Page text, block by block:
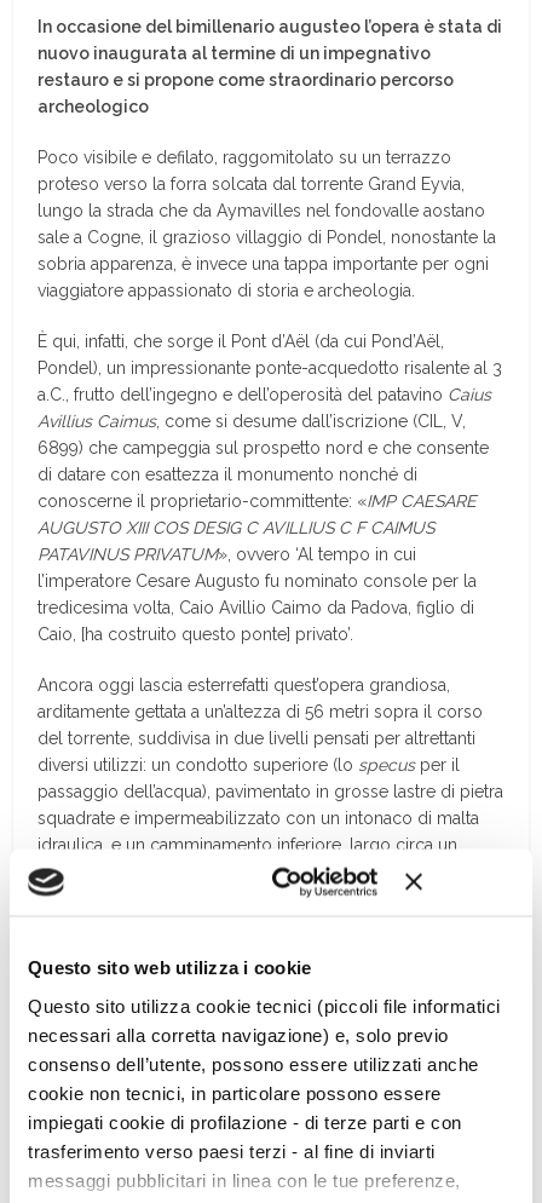
Questo sito web utilizza i cookie
Questo sito utilizza cookie tecnici (piccoli file informatici
necessari alla corretta navigazione) e, solo previo
consenso dell’utente, possono essere utilizzati anche
cookie non tecnici, in particolare possono essere
impiegati cookie di profilazione - di terze parti e con
trasferimento verso paesi terzi - al fine di inviarti
messaggi pubblicitari in linea con le tue preferenze,
In occasione del bimillenario augusteo l’opera è stata di
nuovo inaugurata al termine di un impegnativo
restauro e si propone come straordinario percorso
archeologico
Poco visibile e defilato, raggomitolato su un terrazzo
proteso verso la forra solcata dal torrente Grand Eyvia,
lungo la strada che da Aymavilles nel fondovalle aostano
sale a Cogne, il grazioso villaggio di Pondel, nonostante la
sobria apparenza, è invece una tappa importante per ogni
viaggiatore appassionato di storia e archeologia.
È qui, infatti, che sorge il Pont d’Aël (da cui Pond’Aël,
Pondel), un impressionante ponte-acquedotto risalente al 3
a.C., frutto dell’ingegno e dell’operosità del patavino Caius
Avillius Caimus, come si desume dall’iscrizione (CIL, V,
6899) che campeggia sul prospetto nord e che consente
di datare con esattezza il monumento nonché di
conoscerne il proprietario-committente: «IMP CAESARE
AUGUSTO XIII COS DESIG C AVILLIUS C F CAIMUS
PATAVINUS PRIVATUM», ovvero ‘Al tempo in cui
l’imperatore Cesare Augusto fu nominato console per la
tredicesima volta, Caio Avillio Caimo da Padova, figlio di
Caio, [ha costruito questo ponte] privato’.
Ancora oggi lascia esterrefatti quest’opera grandiosa,
arditamente gettata a un’altezza di 56 metri sopra il corso
del torrente, suddivisa in due livelli pensati per altrettanti
diversi utilizzi: un condotto superiore (lo specusper il
passaggio dell’acqua), pavimentato in grosse lastre di pietra
squadrate e impermeabilizzato con un intonaco di malta
idraulica, e un camminamento inferiore, largo circa un
metro, opportunamente aerato e illuminato, che
permetteva il transito di uomini e animali.
tratto interrato dellospecusle cui pareti conservano l’
signinum(o cocciopesto: malta e frammenti fittili pressati
insieme –ndr ) di rivestimento.
L’acquedotto realizzato tra le gole della Grand Eyvia
prendeva l’acqua nella vicina località di Chevril (a quota 975
metri, dove appunto si trovava il
caput aquae), scendeva
lungo il versante sinistro della valle all’interno di un ardito
canale tagliato nella roccia modellato sul profilo della